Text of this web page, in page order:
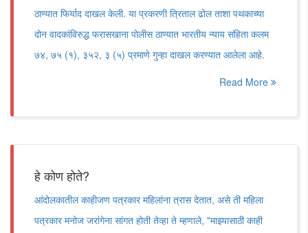
ठाण्यात फिर्याद दाखल केली. या प्रकरणी त्रिताल ढोल ताशा पथकाच्या
दोन वादकांविरुद्ध फरासखाना पोलीस ठाण्यात भारतीय न्याय संहिता कलम
७४, ७५ (१), ३५२, ३ (५) प्रमाणे गुन्हा दाखल करण्यात आलेला आहे.
Read More
हे कोण होते?
आंदोलकातील काहीजण पत्रकार महिलांना त्रास देतात, असे ती महिला
पत्रकार मनोज जरांगेना सांगत होती तेव्हा ते म्हणाले, "माझ्यासाठी काही